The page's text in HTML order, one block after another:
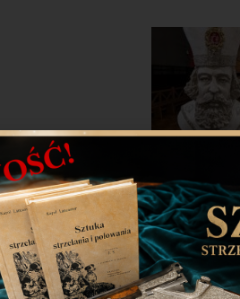
http://idziemy.pl/